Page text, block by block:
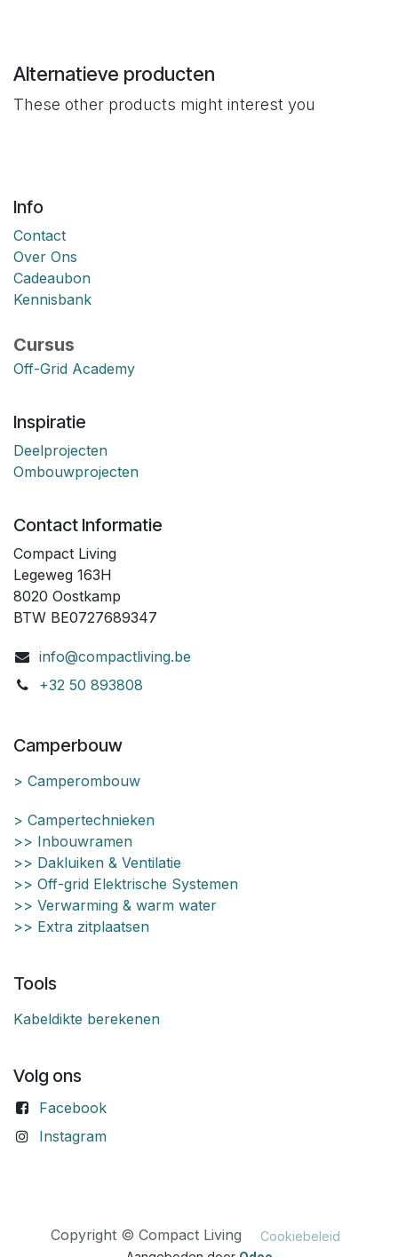
Alternatieve producten
These other products might interest you
Info
Contact
Over Ons
Cadeaubon
Kennisbank
Cursus
Off-Grid Academy
Inspiratie
Deelprojecten
Ombouwprojecten
Contact Informatie
Compact Living
Legeweg 163H
8020 Oostkamp
BTW BE0727689347
info@compactliving.be
+32 50 893808
Camperbouw
> Camperombouw
> Campertechnieken
>> Inbouwramen
>> Dakluiken & Ventilatie
>> Off-grid Elektrische Systemen
>> Verwarming & warm water
>> Extra zitplaatsen
Tools
Kabeldikte berekenen
Volg ons
Facebook
Instagram
Copyright © Compact Living
Cookiebeleid